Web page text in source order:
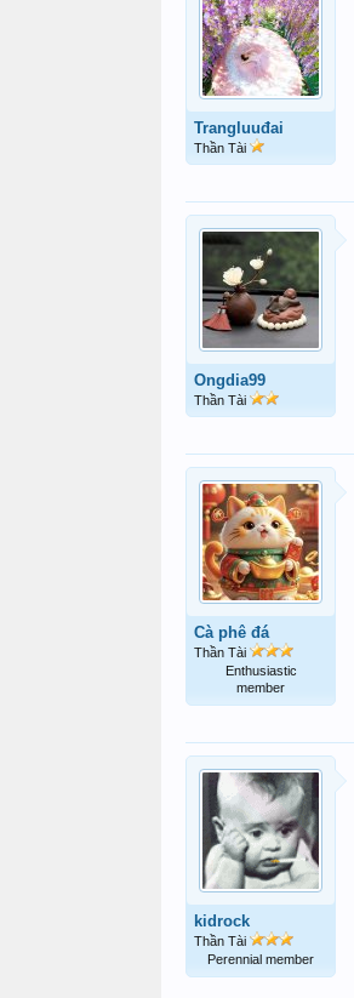
Trangluuđai
Thần Tài
Ongdia99
Thần Tài
Cà phê đá
Thần Tài
Enthusiastic
member
kidrock
Thần Tài
Perennial member